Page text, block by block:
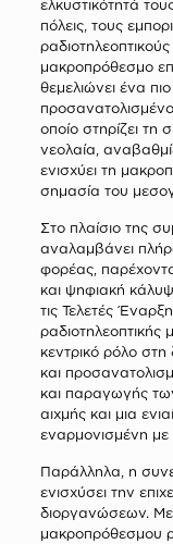
ελκυστικότητά
πόλεις, τους
μακροπρόθεσμο
θεμελιώνει ένα
οποίο στηρίζει τη
νεολαία,
ενισχύει τη
σημασία του
Στο πλαίσιο της
αναλαμβάνει
φορέας,
και ψηφιακή
τις Τελετές
ραδιοτηλεοπτικής
κεντρικό ρόλο
και
και παραγωγής
αιχμής και μια
εναρμονισμένη με
Παράλληλα, η
ενισχύσει την
διοργανώσεων. Με
μακροπρόθεσμου